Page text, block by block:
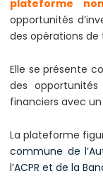
plateforme
opportunités
des opérations de
Elle se présente
des opportunités
financiers avec
La plateforme
commune de
l’ACPR et de la